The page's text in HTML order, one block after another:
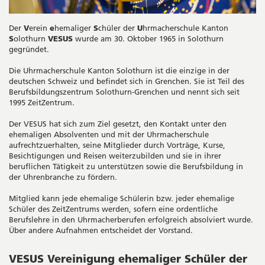
Der Verein ehemaliger Schüler der Uhrmacherschule Kanton
Solothurn VESUS wurde am 30. Oktober 1965 in Solothurn
gegründet.
Die Uhrmacherschule Kanton Solothurn ist die einzige in der
deutschen Schweiz und befindet sich in Grenchen. Sie ist Teil des
Berufsbildungszentrum Solothurn-Grenchen und nennt sich seit
1995 ZeitZentrum.
Der VESUS hat sich zum Ziel gesetzt, den Kontakt unter den
ehemaligen Absolventen und mit der Uhrmacherschule
aufrechtzuerhalten, seine Mitglieder durch Vorträge, Kurse,
Besichtigungen und Reisen weiterzubilden und sie in ihrer
beruflichen Tätigkeit zu unter­stützen sowie die Berufsbildung in
der Uhrenbranche zu fördern.
Mitglied kann jede ehemalige Schülerin bzw. jeder ehemalige
Schüler des ZeitZentrums werden, sofern eine ordentliche
Berufslehre in den Uhrmacherberufen erfolgreich absolviert wurde.
Über andere Aufnahmen entscheidet der Vorstand.
VESUS Vereinigung ehemaliger Schüler der